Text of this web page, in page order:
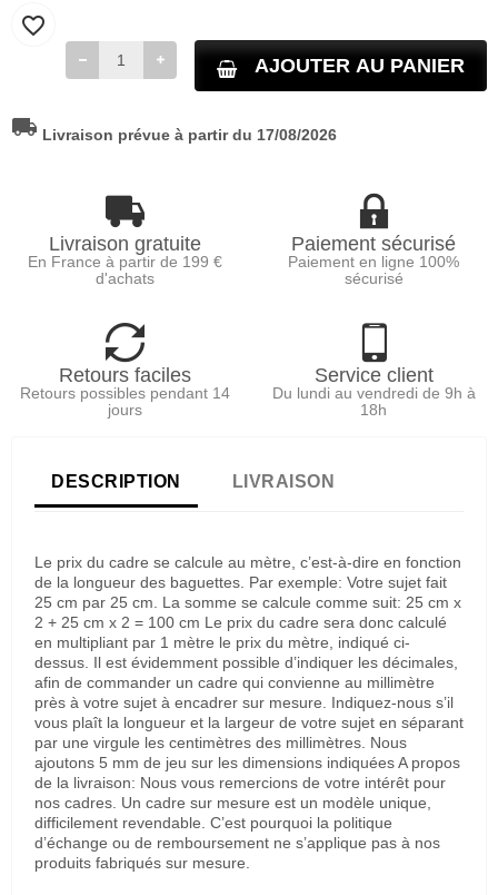
AJOUTER AU PANIER
favorite_border
local_shipping Livraison prévue à partir du 17/08/2026
Livraison gratuite
En France à partir de 199 €
d'achats
Paiement sécurisé
Paiement en ligne 100%
sécurisé
Retours faciles
Retours possibles pendant 14
jours
Service client
Du lundi au vendredi de 9h à
18h
DESCRIPTION LIVRAISON
Le prix du cadre se calcule au mètre, c’est-à-dire en fonction
de la longueur des baguettes. Par exemple: Votre sujet fait
25 cm par 25 cm. La somme se calcule comme suit: 25 cm x
2 + 25 cm x 2 = 100 cm Le prix du cadre sera donc calculé
en multipliant par 1 mètre le prix du mètre, indiqué ci-
dessus. Il est évidemment possible d’indiquer les décimales,
afin de commander un cadre qui convienne au millimètre
près à votre sujet à encadrer sur mesure. Indiquez-nous s’il
vous plaît la longueur et la largeur de votre sujet en séparant
par une virgule les centimètres des millimètres. Nous
ajoutons 5 mm de jeu sur les dimensions indiquées A propos
de la livraison: Nous vous remercions de votre intérêt pour
nos cadres. Un cadre sur mesure est un modèle unique,
difficilement revendable. C’est pourquoi la politique
d’échange ou de remboursement ne s’applique pas à nos
produits fabriqués sur mesure.